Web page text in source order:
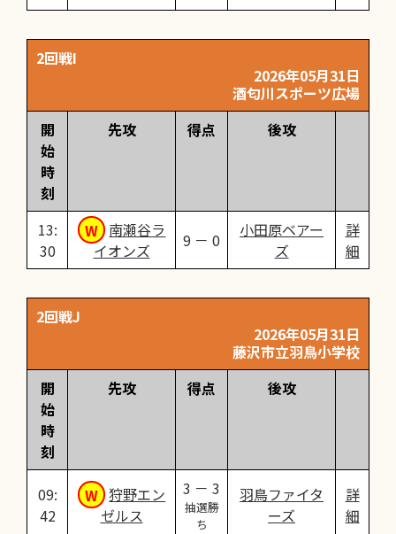
2回戦I
2026年05月31日
酒匂川スポーツ広場
開
始
時
刻
先攻 得点 後攻
13:
30
南瀬谷ラ
イオンズ
9 － 0
小田原ベアー
ズ
詳
細
2回戦J
2026年05月31日
藤沢市立羽鳥小学校
開
始
時
刻
先攻 得点 後攻
09:
42
狩野エン
ゼルス
3 － 3
抽選勝
ち
羽鳥ファイタ
ーズ
詳
細